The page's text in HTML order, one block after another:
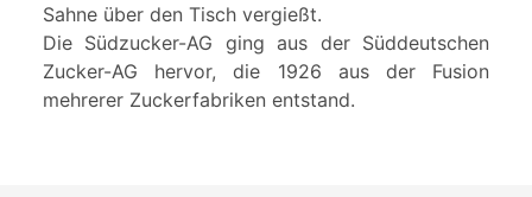
Sahne über den Tisch vergießt.
Die Südzucker-AG ging aus der Süddeutschen
Zucker-AG hervor, die 1926 aus der Fusion
mehrerer Zuckerfabriken entstand.